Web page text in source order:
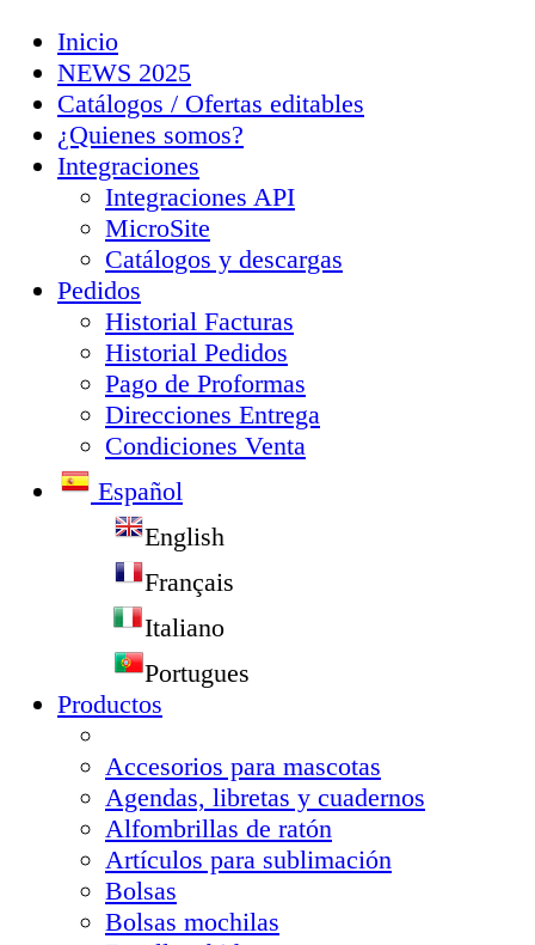
Inicio
NEWS 2025
Catálogos / Ofertas editables
¿Quienes somos?
Integraciones
Integraciones API
MicroSite
Catálogos y descargas
Pedidos
Historial Facturas
Historial Pedidos
Pago de Proformas
Direcciones Entrega
Condiciones Venta
Español
English
Français
Italiano
Portugues
Productos
Accesorios para mascotas
Agendas, libretas y cuadernos
Alfombrillas de ratón
Artículos para sublimación
Bolsas
Bolsas mochilas